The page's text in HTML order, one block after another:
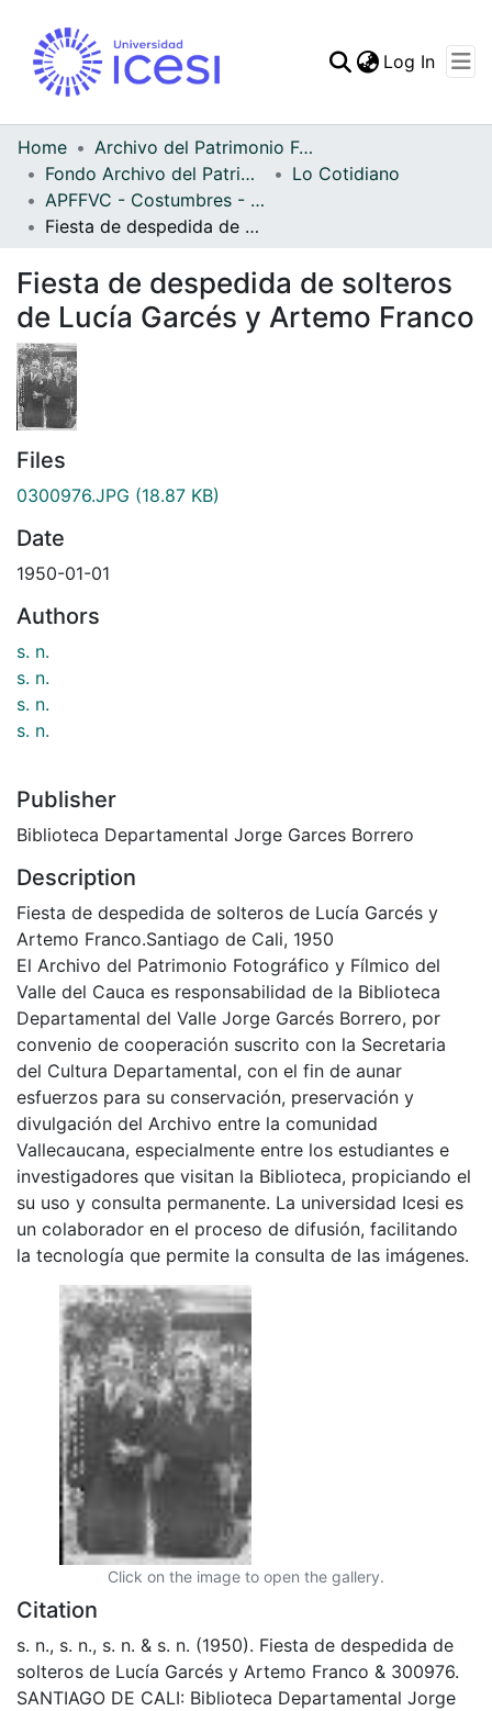
Statistics
Log In
Home
Archivo del Patrimonio Fotográfico y Fílmico del Valle del Cauca
Fondo Archivo del Patrimonio Fotográfico y Fílmico del Valle del Cauca
Lo Cotidiano
APFFVC - Costumbres - Patrimonial
Fiesta de despedida de solteros de Lucía Garcés y Artemo Franco
Fiesta de despedida de solteros
de Lucía Garcés y Artemo Franco
Files
0300976.JPG (18.87 KB)
Date
1950-01-01
Authors
s. n.
s. n.
s. n.
s. n.
Publisher
Biblioteca Departamental Jorge Garces Borrero
Description
Fiesta de despedida de solteros de Lucía Garcés y
Artemo Franco.Santiago de Cali, 1950
El Archivo del Patrimonio Fotográfico y Fílmico del
Valle del Cauca es responsabilidad de la Biblioteca
Departamental del Valle Jorge Garcés Borrero, por
convenio de cooperación suscrito con la Secretaria
del Cultura Departamental, con el fin de aunar
esfuerzos para su conservación, preservación y
divulgación del Archivo entre la comunidad
Vallecaucana, especialmente entre los estudiantes e
investigadores que visitan la Biblioteca, propiciando el
su uso y consulta permanente. La universidad Icesi es
un colaborador en el proceso de difusión, facilitando
la tecnología que permite la consulta de las imágenes.
Click on the image to open the gallery.
Citation
s. n., s. n., s. n. & s. n. (1950). Fiesta de despedida de
solteros de Lucía Garcés y Artemo Franco & 300976.
SANTIAGO DE CALI: Biblioteca Departamental Jorge